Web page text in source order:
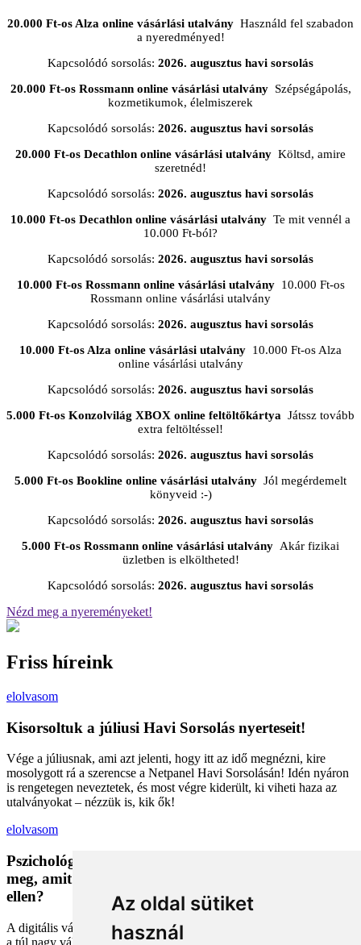
Az oldal sütiket
használ
20.000 Ft-os Alza online vásárlási utalvány Használd fel szabadon
a nyeredményed!
Kapcsolódó sorsolás: 2026. augusztus havi sorsolás
20.000 Ft-os Rossmann online vásárlási utalványSzépségápolás,
kozmetikumok, élelmiszerek
Kapcsolódó sorsolás: 2026. augusztus havi sorsolás
20.000 Ft-os Decathlon online vásárlási utalvány Költsd, amire
szeretnéd!
Kapcsolódó sorsolás: 2026. augusztus havi sorsolás
10.000 Ft-os Decathlon online vásárlási utalvány Te mit vennél a
10.000 Ft-ból?
Kapcsolódó sorsolás: 2026. augusztus havi sorsolás
10.000 Ft-os Rossmann online vásárlási utalvány10.000 Ft-os
Rossmann online vásárlási utalvány
Kapcsolódó sorsolás: 2026. augusztus havi sorsolás
10.000 Ft-os Alza online vásárlási utalvány 10.000 Ft-os Alza
online vásárlási utalvány
Kapcsolódó sorsolás: 2026. augusztus havi sorsolás
5.000 Ft-os Konzolvilág XBOX online feltöltőkártya Játssz tovább
extra feltöltéssel!
Kapcsolódó sorsolás: 2026. augusztus havi sorsolás
5.000 Ft-os Bookline online vásárlási utalvány Jól megérdemelt
könyveid :-)
Kapcsolódó sorsolás: 2026. augusztus havi sorsolás
5.000 Ft-os Rossmann online vásárlási utalvány Akár fizikai
üzletben is elköltheted!
Kapcsolódó sorsolás: 2026. augusztus havi sorsolás
Nézd meg a nyereményeket!
Friss híreink
elolvasom
Kisorsoltuk a júliusi Havi Sorsolás nyerteseit!
Vége a júliusnak, ami azt jelenti, hogy itt az idő megnézni, kire
mosolygott rá a szerencse a Netpanel Havi Sorsolásán! Idén nyáron
is rengetegen neveztetek, és most végre kiderült, ki viheti haza az
utalványokat – nézzük is, kik ők!
elolvasom
Pszichológiai trükkök a kosárban: Miért vesszük
meg, amit megveszünk, és mit tehetünk a bűntudat
ellen?
A digitális vásárlás kényelmes, de tele van pszichológiai csapdákkal
a túl nagy választéktól a hosszas böngészésig. Megmutatjuk, hogyan